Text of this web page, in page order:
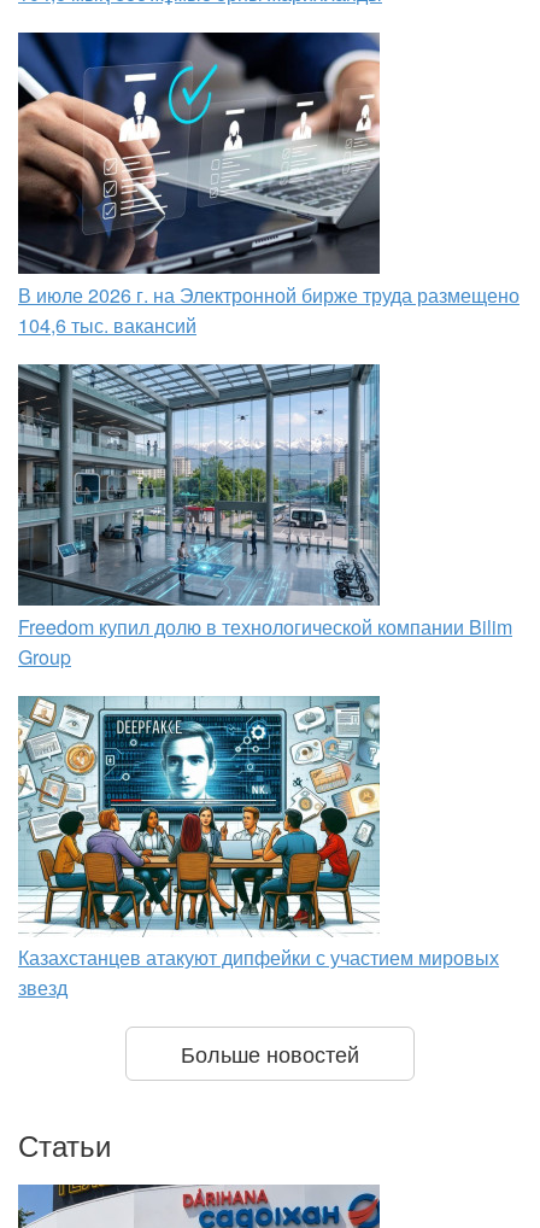
В июле 2026 г. на Электронной бирже труда размещено
104,6 тыс. вакансий
Freedom купил долю в технологической компании Bilim
Group
Казахстанцев атакуют дипфейки с участием мировых
звезд
Больше новостей
Статьи